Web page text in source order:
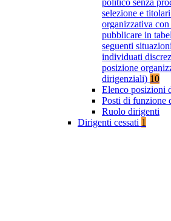
politico senza
selezione e
organizzativa
pubblicare in
seguenti
individuati
posizione
dirigenziali) 10
Elenco posizioni
Posti di funzione
Ruolo dirigenti
Dirigenti cessati 1